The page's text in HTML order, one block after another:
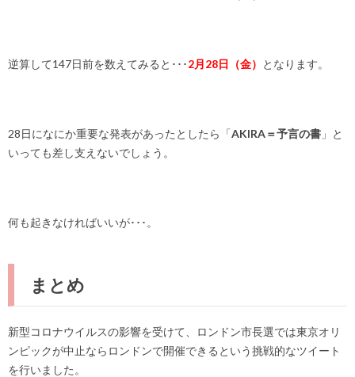
逆算して147日前を数えてみると･･･2月28日（金） となります。
28日になにか重要な発表があったとしたら「AKIRA＝予言の書 」と
いっても差し支えないでしょう。
何も起きなければいいが･･･。
まとめ
新型コロナウイルスの影響を受けて、ロンドン市長選では東京オリ
ンピックが中止ならロンドンで開催できるという挑戦的なツイート
を行いました。